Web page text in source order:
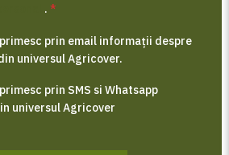
. *
prin email informații despre
universul Agricover.
prin SMS si Whatsapp
universul Agricover